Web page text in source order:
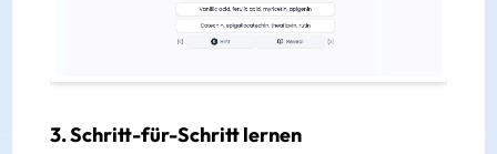
3.Schritt-für-Schritt lernen